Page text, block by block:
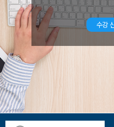
수강